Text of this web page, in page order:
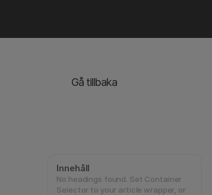
Gå tillbaka
Innehåll
No headings found. Set Container
Selector to your article wrapper, or